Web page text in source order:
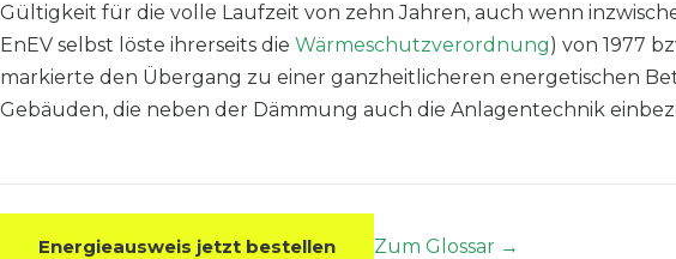
Gültigkeit für die volle Laufzeit von zehn Jahren, auch wenn
EnEV selbst löste ihrerseits die Wärmeschutzverordnung) von 1977
markierte den Übergang zu einer ganzheitlicheren energetischen
Gebäuden, die neben der Dämmung auch die Anlagentechnik
Energieausweis jetzt bestellen Zum Glossar →